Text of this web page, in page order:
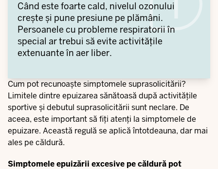
Când este foarte cald, nivelul ozonului
crește și pune presiune pe plămâni.
Persoanele cu probleme respiratorii în
special ar trebui să evite activitățile
extenuante în aer liber.
Cum pot recunoaște simptomele suprasolicitării?
Limitele dintre epuizarea sănătoasă după activitățile
sportive și debutul suprasolicitării sunt neclare. De
aceea, este important să fiți atenți la simptomele de
epuizare. Această regulă se aplică întotdeauna, dar mai
ales pe căldură.
Simptomele epuizării excesive pe căldură pot